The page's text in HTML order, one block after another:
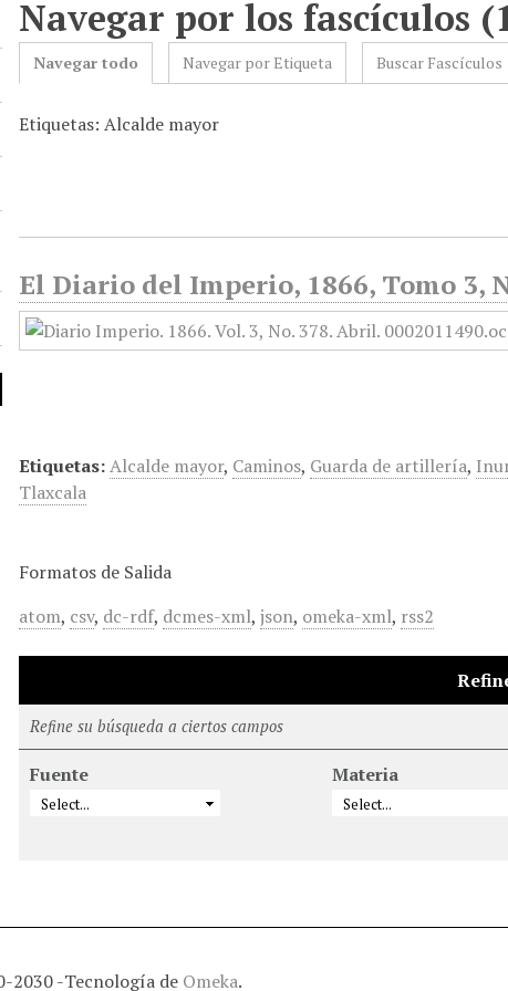
Navegar por los fascículos
Navegar todo Navegar por Etiqueta Buscar Fascículos
Etiquetas: Alcalde mayor
El Diario del Imperio, 1866, Tomo 3,
Etiquetas:Alcalde mayor, Caminos, Guarda de artillería,
Tlaxcala
Formatos de Salida
atom, csv, dc-rdf, dcmes-xml,json, omeka-xml, rss2
Refine su búsqueda a ciertos campos
Fuente Materia
2030 -Tecnología de Omeka.